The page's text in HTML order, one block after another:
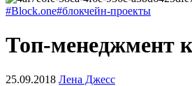
#Block.one#блокчейн-проекты
Топ-менеджмент
25.09.2018 Лена Джесс